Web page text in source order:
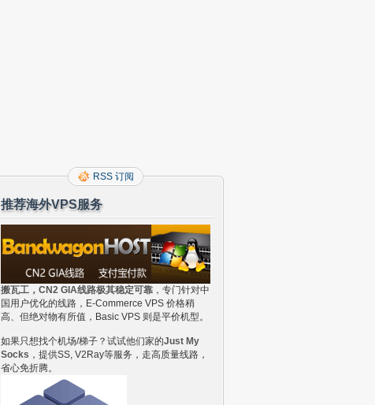
RSS 订阅
推荐海外VPS服务
搬瓦工，CN2 GIA线路极其稳定可靠 ，专门针对中
国用户优化的线路，E-Commerce VPS 价格稍
高、但绝对物有所值，Basic VPS 则是平价机型。
如果只想找个机场/梯子？试试他们家的Just My
Socks ，提供SS, V2Ray等服务，走高质量线路，
省心免折腾。